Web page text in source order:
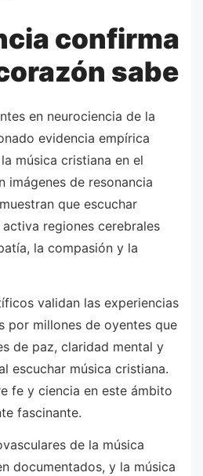
confirma
sabe
en neurociencia de la
evidencia empírica
música cristiana en el
imágenes de resonancia
que escuchar
regiones cerebrales
la compasión y la
validan las experiencias
por millones de oyentes que
de paz, claridad mental y
escuchar música cristiana.
fe y ciencia en este ámbito
fascinante.
de la música
documentados, y la música